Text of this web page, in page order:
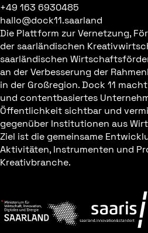
+49 163 6930485
hallo@dock11.saarland
Die Plattform zur Vernetzung,
der saarländischen
saarländischen
an der Verbesserung der
in der Großregion. Dock 11
und contentbasiertes
Öffentlichkeit sichtbar und
gegenüber Institutionen aus
Ziel ist die gemeinsame
Aktivitäten, Instrumenten und
Kreativbranche.